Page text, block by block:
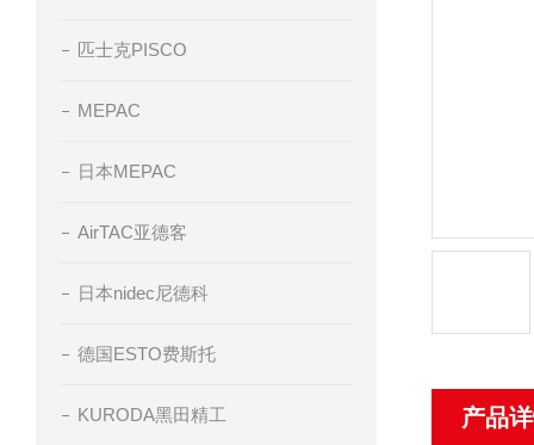
匹士克PISCO
MEPAC
日本MEPAC
AirTAC亚德客
日本nidec尼德科
德国ESTO费斯托
KURODA黑田精工 产品